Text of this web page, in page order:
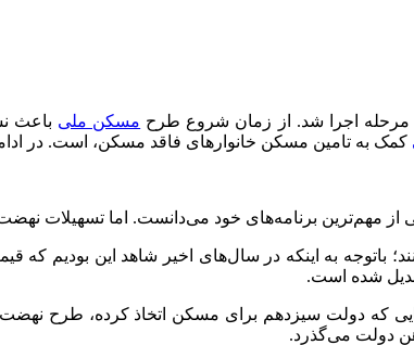
اجرا شد. از زمان شروع طرح مسکن ملی باعث
کمک به تامین مسکن خانوارهای فاقد مسکن، است. در
از مهم‌ترین برنامه‌های خود می‌دانست. اما تسهیلات
باتوجه به اینکه در سال‌های اخیر شاهد این بودیم
شده است.
که دولت سیزدهم برای مسکن اتخاذ کرده، طرح
دولت می‌گذرد.